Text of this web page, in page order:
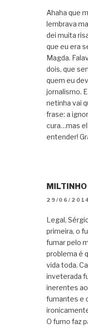
Ahaha que
lembrava
dei muita
que eu era
Magda.
dois, que
quem eu
jornalismo.
netinha vai
frase: a
cura…mas
entender!
MILTINHO
29/06/2014
Legal,
primeira, o
fumar pelo
problema é
vida toda.
inveterada
inerentes
fumantes e
O fumo faz